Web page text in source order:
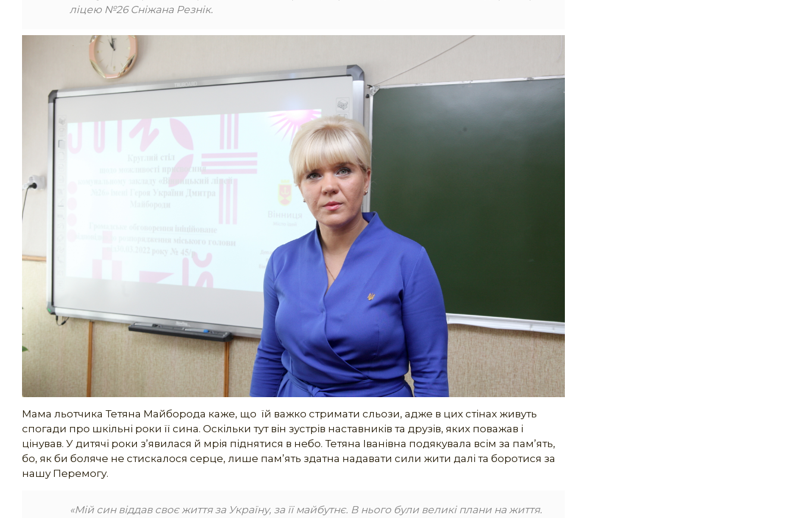
ліцею №26 Сніжана Резнік.
Мама льотчика Тетяна Майборода каже, що їй важко стримати сльози, адже в цих стінах живуть
спогади про шкільні роки її сина. Оскільки тут він зустрів наставників та друзів, яких поважав і
цінував. У дитячі роки з’явилася й мрія піднятися в небо. Тетяна Іванівна подякувала всім за пам’ять,
бо, як би боляче не стискалося серце, лише пам’ять здатна надавати сили жити далі та боротися за
нашу Перемогу.
«Мій син віддав своє життя за Україну, за її майбутнє. В нього були великі плани на життя.